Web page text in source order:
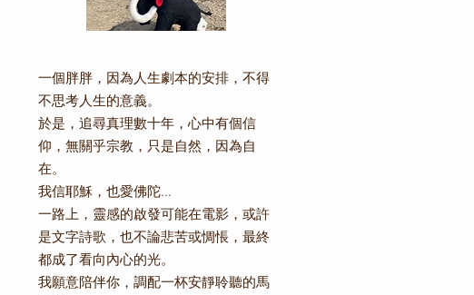
一個胖胖，因為人生劇本的安排，不得
不思考人生的意義。
於是，追尋真理數十年，心中有個信
仰，無關乎宗教，只是自然，因為自
在。
我信耶穌，也愛佛陀...
一路上，靈感的啟發可能在電影，或許
是文字詩歌，也不論悲苦或惆悵，最終
都成了看向內心的光。
我願意陪伴你，調配一杯安靜聆聽的馬